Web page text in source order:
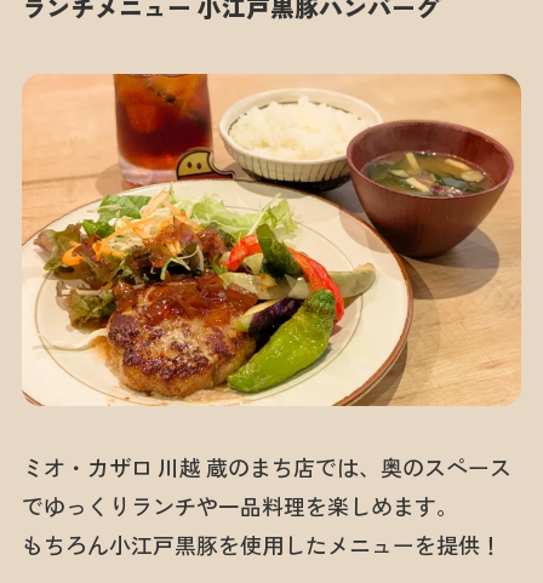
ランチメニュー 小江戸黒豚ハンバーグ
ミオ・カザロ 川越 蔵のまち店では、奥のスペース
でゆっくりランチや一品料理を楽しめます。
もちろん小江戸黒豚を使用したメニューを提供！